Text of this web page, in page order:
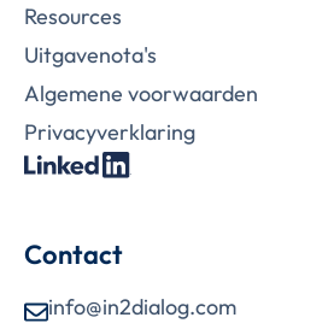
Resources
Uitgavenota's
Algemene voorwaarden
Privacy­­­­­verklaring­
Contact
info@in2dialog.com